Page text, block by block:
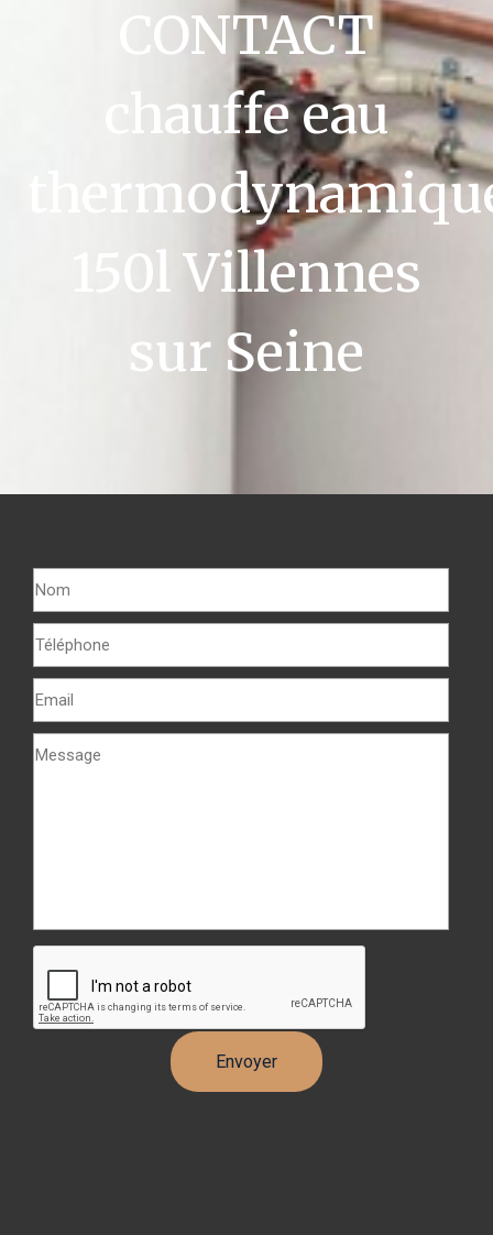
CONTACT
chauffe eau
150l Villennes
sur Seine